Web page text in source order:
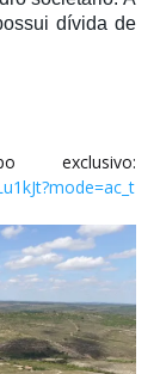
dívida de